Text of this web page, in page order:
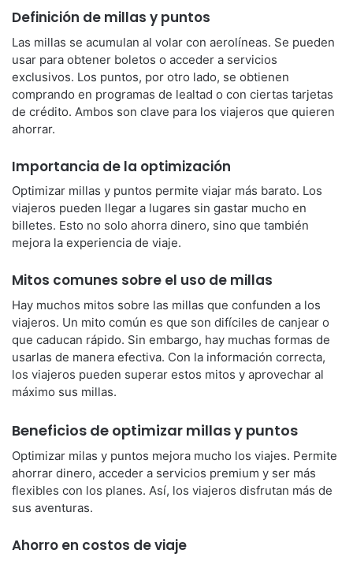
Definición de millas y puntos
Las millas se acumulan al volar con aerolíneas. Se pueden
usar para obtener boletos o acceder a servicios
exclusivos. Los puntos, por otro lado, se obtienen
comprando en programas de lealtad o con ciertas tarjetas
de crédito. Ambos son clave para los viajeros que quieren
ahorrar.
Importancia de la optimización
Optimizar millas y puntos permite viajar más barato. Los
viajeros pueden llegar a lugares sin gastar mucho en
billetes. Esto no solo ahorra dinero, sino que también
mejora la experiencia de viaje.
Mitos comunes sobre el uso de millas
Hay muchos mitos sobre las millas que confunden a los
viajeros. Un mito común es que son difíciles de canjear o
que caducan rápido. Sin embargo, hay muchas formas de
usarlas de manera efectiva. Con la información correcta,
los viajeros pueden superar estos mitos y aprovechar al
máximo sus millas.
Beneficios de optimizar millas y puntos
Optimizar milas y puntos mejora mucho los viajes. Permite
ahorrar dinero, acceder a servicios premium y ser más
flexibles con los planes. Así, los viajeros disfrutan más de
sus aventuras.
Ahorro en costos de viaje